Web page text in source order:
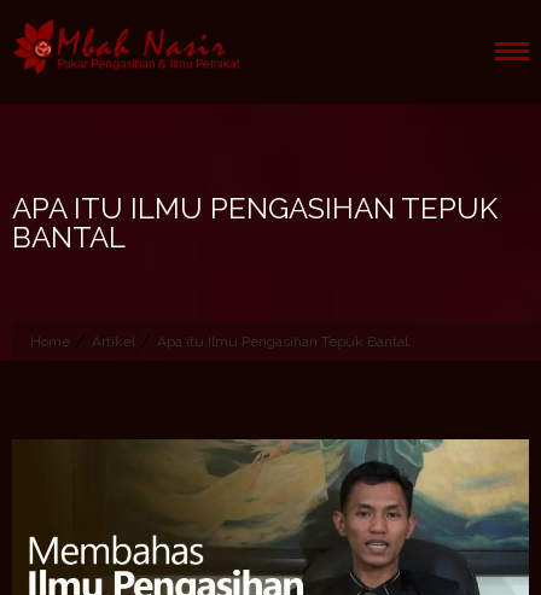
to
content
APA ITU ILMU PENGASIHAN TEPUK
BANTAL
Home / Artikel / Apa itu Ilmu Pengasihan Tepuk Bantal